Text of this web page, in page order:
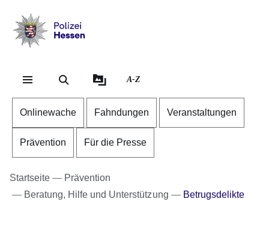
Hessen
A-Z
Onlinewache Fahndungen Veranstaltungen
Prävention Für die Presse
Startseite
Prävention
Beratung, Hilfe und Unterstützung
Betrugsdelikte